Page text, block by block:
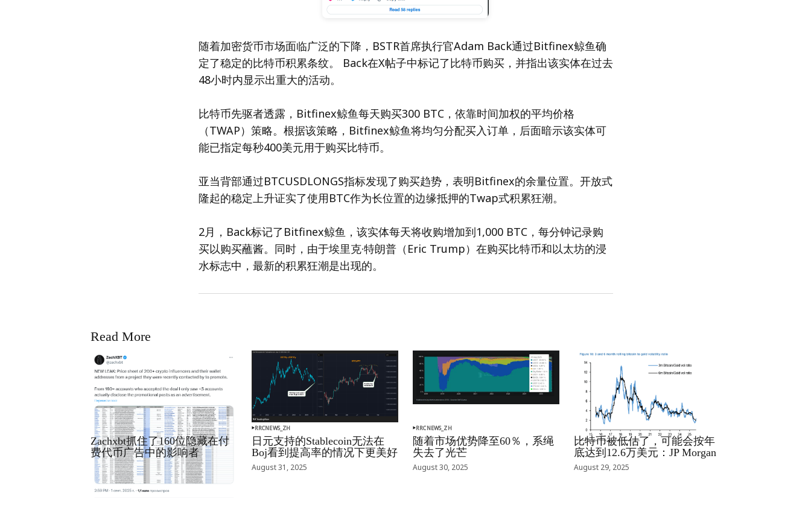
随着加密货币市场面临广泛的下降，BSTR首席执行官Adam Back通过Bitfinex鲸鱼确
定了稳定的比特币积累条纹。 Back在X帖子中标记了比特币购买，并指出该实体在过去
48小时内显示出重大的活动。
比特币先驱者透露，Bitfinex鲸鱼每天购买300 BTC，依靠时间加权的平均价格
（TWAP）策略。根据该策略，Bitfinex鲸鱼将均匀分配买入订单，后面暗示该实体可
能已指定每秒400美元用于购买比特币。
亚当背部通过BTCUSDLONGS指标发现了购买趋势，表明Bitfinex的余量位置。开放式
隆起的稳定上升证实了使用BTC作为长位置的边缘抵押的Twap式积累狂潮。
2月，Back标记了Bitfinex鲸鱼，该实体每天将收购增加到1,000 BTC，每分钟记录购
买以购买蘸酱。同时，由于埃里克·特朗普（Eric Trump）在购买比特币和以太坊的浸
水标志中，最新的积累狂潮是出现的。
Read More
RRCNEWS_ZH
Zachxbt抓住了160位隐藏在付
费代币广告中的影响者
September 01, 2025
RRCNEWS_ZH
日元支持的Stablecoin无法在
Boj看到提高率的情况下更美好
August 31, 2025
RRCNEWS_ZH
随着市场优势降至60％，系绳
失去了光芒
August 30, 2025
RRCNEWS_ZH
比特币被低估了，可能会按年
底达到12.6万美元：JP Morgan
August 29, 2025